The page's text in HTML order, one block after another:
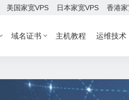
美国家宽VPS 日本家宽VPS 香港
域名证书 主机教程 运维技术